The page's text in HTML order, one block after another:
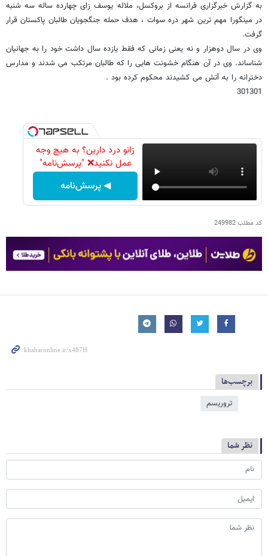
به گزارش خبرگزاری فرانسه از بروکسل، ملاله یوسف زای چهارده ساله سه شنبه
در مینگورا مهم ترین شهر دره سوات ، هدف حمله جنگجویان طالبان پاکستان قرار
گرفت.
وی در سال دوهزار و نه یعنی زمانی که فقط یازده سال داشت خود را به جهانیان
شناساند. وی در آن هنگام خشونت هایی را که طالبان مرتکب می شدند و مدارس
دخترانه را به آتش می کشیدند محکوم کرده بود .
301301
زانو درد دارین؟ به هیچ وجه
عمل نکنید❌ "پرسش‌نامه"
◀ پرسش‌نامه
کد مطلب249982
برچسب‌ها
تروریسم
نظر شما